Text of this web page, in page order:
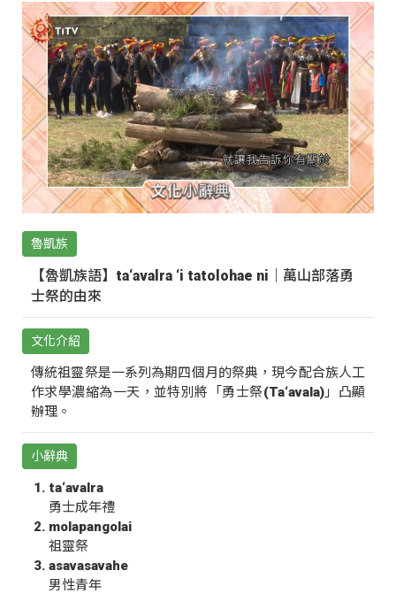
魯凱族
【魯凱族語】ta‘avalra ‘i tatolohae ni｜萬山部落勇
士祭的由來
文化介紹
傳統祖靈祭是一系列為期四個月的祭典，現今配合族人工
作求學濃縮為一天，並特別將「勇士祭(Ta‘avala)」凸顯
辦理。
小辭典
ta‘avalra
勇士成年禮
molapangolai
祖靈祭
asavasavahe
男性青年